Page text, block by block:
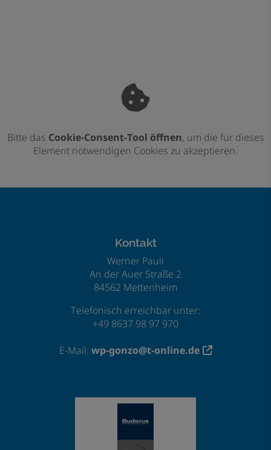
Bitte das Cookie-Consent-Tool öffnen, um die für dieses
Element notwendigen Cookies zu akzeptieren.
Kontakt
Werner Pauli
An der Auer Straße 2
84562 Mettenheim
Telefonisch erreichbar unter:
+49 8637 98 97 970
E-Mail: wp-gonzo@t-online.de